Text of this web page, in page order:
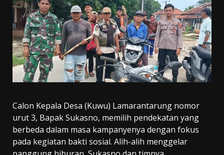
Calon Kepala Desa (Kuwu) Lamarantarung nomor
urut 3, Bapak Sukasno, memilih pendekatan yang
berbeda dalam masa kampanyenya dengan fokus
pada kegiatan bakti sosial. Alih-alih menggelar